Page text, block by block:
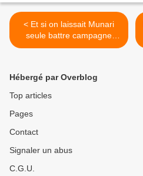
< Et si on laissait Munari
seule battre campagne
aujourd'hui 8 mars!
Hébergé par Overblog
Top articles
Pages
Contact
Signaler un abus
C.G.U.